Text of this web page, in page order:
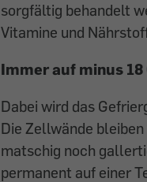
sorgfältig behandelt
Vitamine und
Immer auf minus 18
Dabei wird das
Die Zellwände
matschig noch
permanent auf einer